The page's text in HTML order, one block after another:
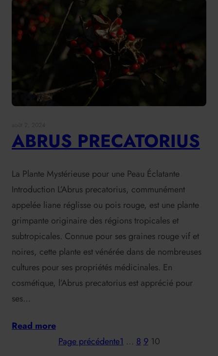
ABRUS PRECATORIUS
La Plante Mystérieuse pour une Peau Éclatante
Introduction L’Abrus precatorius, communément
appelée liane réglisse ou pois rouge, est une plante
grimpante originaire des régions tropicales et
subtropicales. Connue pour ses graines rouge vif et
noires, cette plante est vénérée dans de nombreuses
cultures pour ses propriétés médicinales. En
cosmétique, l’Abrus precatorius est apprécié pour
ses…
Read more
Page précédente1 … 8 9 10